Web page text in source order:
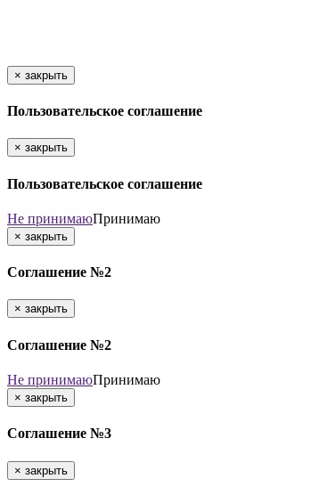
× закрыть
Пользовательское соглашение
× закрыть
Пользовательское соглашение
Не принимаюПринимаю
× закрыть
Соглашение №2
× закрыть
Соглашение №2
Не принимаюПринимаю
× закрыть
Соглашение №3
× закрыть